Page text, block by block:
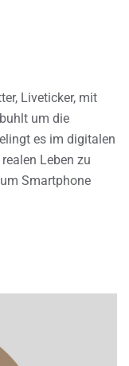
Liveticker, mit
um die
es im digitalen
Leben zu
Smartphone